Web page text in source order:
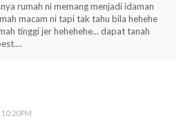
rumah ni memang menjadi idaman
macam ni tapi tak tahu bila hehehe
tinggi jer hehehehe... dapat tanah
PM